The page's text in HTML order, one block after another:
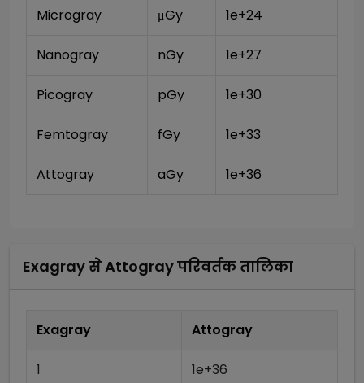
Microgray μGy 1e+24
Nanogray nGy 1e+27
Picogray pGy 1e+30
Femtogray fGy 1e+33
Attogray aGy 1e+36
ExagrayसेAttograyपरिवर्तक तालिका
Exagray Attogray
1 1e+36